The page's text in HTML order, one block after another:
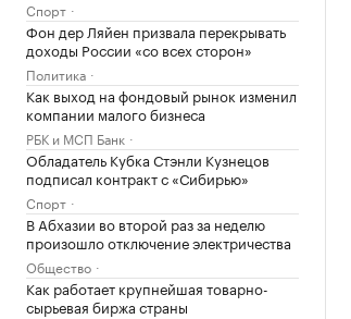
Спорт
Фон дер Ляйен призвала перекрывать
доходы России «со всех сторон»
Политика
Как выход на фондовый рынок изменил
компании малого бизнеса
РБК и МСП Банк
Обладатель Кубка Стэнли Кузнецов
подписал контракт с «Сибирью»
Спорт
В Абхазии во второй раз за неделю
произошло отключение электричества
Общество
Как работает крупнейшая товарно-
сырьевая биржа страны